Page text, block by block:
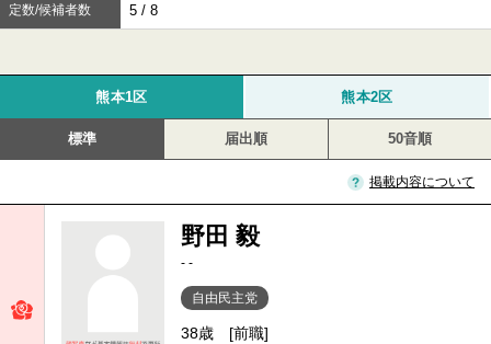
定数/候補者数 5 / 8
熊本1区 熊本2区
標準 届出順 50音順
掲載内容について
野田 毅
- -
自由民主党
38歳 [前職]